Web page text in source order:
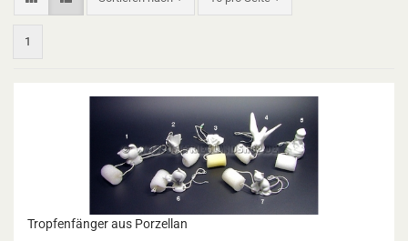
1
Tropfenfänger aus Porzellan